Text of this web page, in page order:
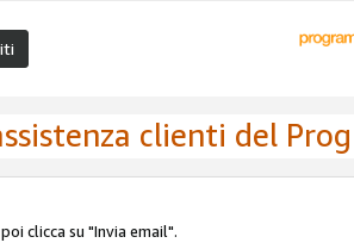
clienti del
clicca su "Invia email".